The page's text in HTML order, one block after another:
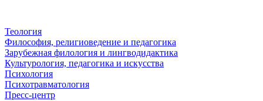
Теология
Философия, религиоведение и педагогика
Зарубежная филология и лингводидактика
Культурология, педагогика и искусства
Психология
Психотравматология
Пресс-центр